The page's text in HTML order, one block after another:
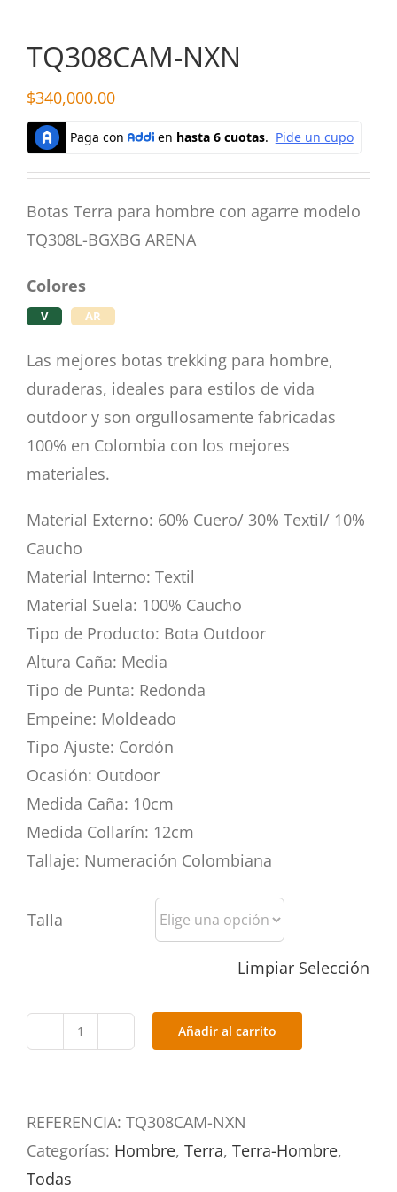
TQ308CAM-NXN
$340,000.00
Botas Terra para hombre con agarre modelo
TQ308L-BGXBG ARENA
Colores
V AR
Las mejores botas trekking para hombre,
duraderas, ideales para estilos de vida
outdoor y son orgullosamente fabricadas
100% en Colombia con los mejores
materiales.
Material Externo: 60% Cuero/ 30% Textil/ 10%
Caucho
Material Interno: Textil
Material Suela: 100% Caucho
Tipo de Producto: Bota Outdoor
Altura Caña: Media
Tipo de Punta: Redonda
Empeine: Moldeado
Tipo Ajuste: Cordón
Ocasión: Outdoor
Medida Caña: 10cm
Medida Collarín: 12cm
Tallaje: Numeración Colombiana
Talla
Limpiar Selección
TQ308CAM-
Añadir al carrito
REFERENCIA: TQ308CAM-NXN
Categorías: Hombre, Terra, Terra-Hombre,
Todas